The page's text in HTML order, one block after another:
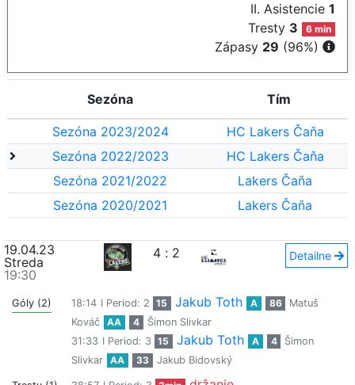
II. Asistencie 1
Tresty 3 6 min
Zápasy 29 (96%)
Sezóna Tím
Sezóna 2023/2024
HC Lakers Čaňa
Sezóna 2022/2023
HC Lakers Čaňa
Sezóna 2021/2022
Lakers Čaňa
Sezóna 2020/2021
Lakers Čaňa
19.04.23
Streda
19:30
4 : 2 Detailne
Góly (2) 18:14 I Period: 2 15 Jakub Toth A 86
Matuš
Kováč
AA 4
Šimon Slivkar
31:33 I Period: 3 15 Jakub Toth A 4
Šimon
Slivkar
AA 33 Jakub Bidovský